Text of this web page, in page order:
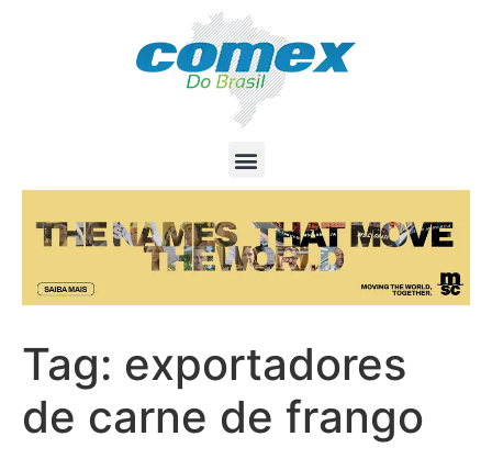
Tag: exportadores
de carne de frango